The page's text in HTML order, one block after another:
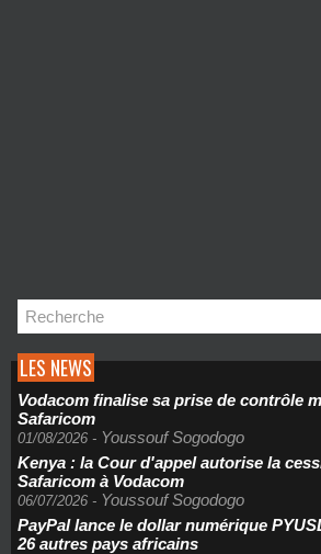
LES NEWS
Vodacom finalise sa prise de contrôle
Safaricom
01/08/2026 - Youssouf Sogodogo
Kenya : la Cour d'appel autorise la
Safaricom à Vodacom
06/07/2026 - Youssouf Sogodogo
PayPal lance le dollar numérique
26 autres pays africains